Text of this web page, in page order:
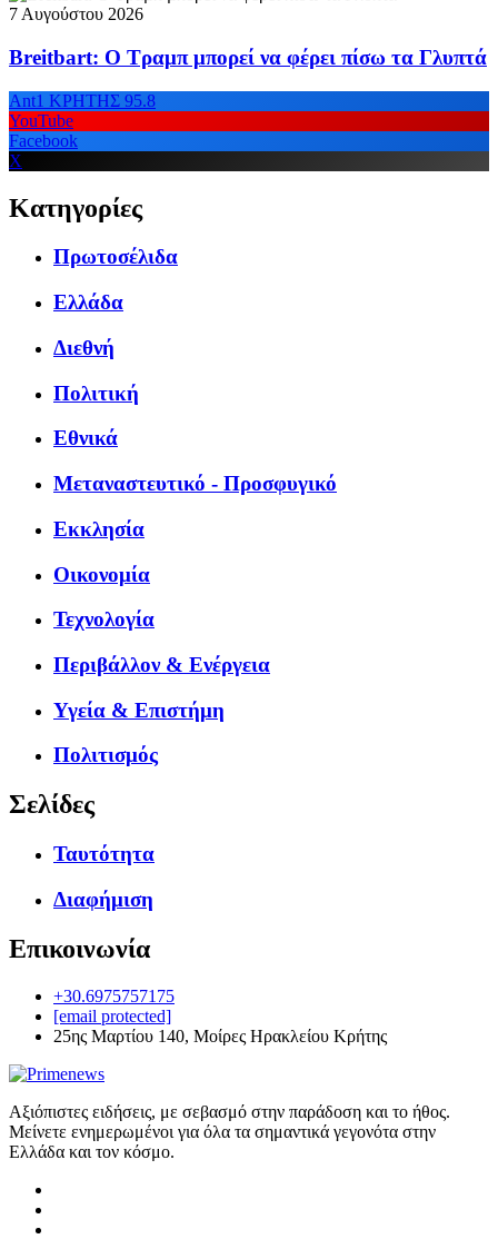
7 Αυγούστου 2026
Breitbart: Ο Τραμπ μπορεί να φέρει πίσω τα Γλυπτά
Ant1 ΚΡΗΤΗΣ 95.8
YouTube
Facebook
X
Κατηγορίες
Πρωτοσέλιδα
Ελλάδα
Διεθνή
Πολιτική
Εθνικά
Μεταναστευτικό - Προσφυγικό
Εκκλησία
Οικονομία
Τεχνολογία
Περιβάλλον & Ενέργεια
Υγεία & Επιστήμη
Πολιτισμός
Σελίδες
Ταυτότητα
Διαφήμιση
Επικοινωνία
+30.6975757175
[email protected]
25ης Μαρτίου 140, Μοίρες Ηρακλείου Κρήτης
Αξιόπιστες ειδήσεις, με σεβασμό στην παράδοση και το ήθος.
Μείνετε ενημερωμένοι για όλα τα σημαντικά γεγονότα στην
Ελλάδα και τον κόσμο.